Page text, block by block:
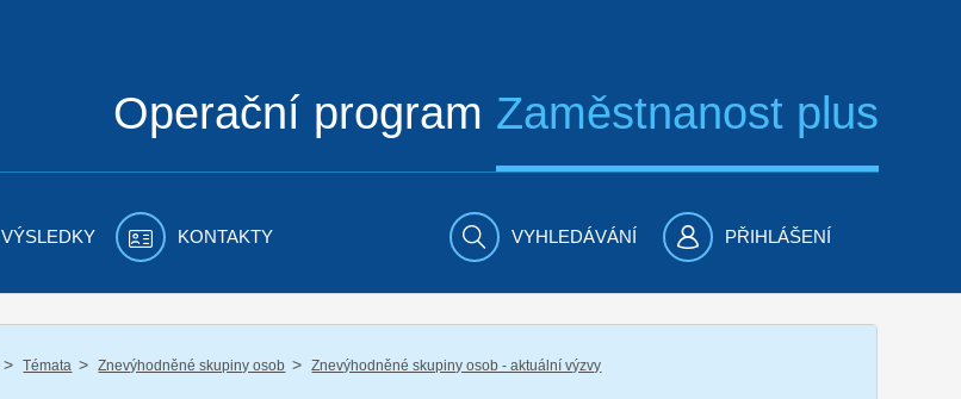
Operační program Zaměstnanost plus
VÝSLEDKY KONTAKTY VYHLEDÁVÁNÍ PŘIHLÁŠENÍ
/ Témata / Znevýhodněné skupiny osob / Znevýhodněné skupiny osob - aktuální výzvy